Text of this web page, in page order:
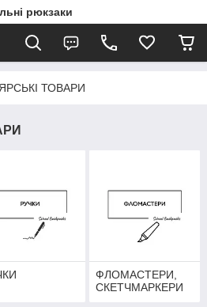
рюкзаки
ТОВАРИ
ФЛОМАСТЕРИ,
СКЕТЧМАРКЕРИ